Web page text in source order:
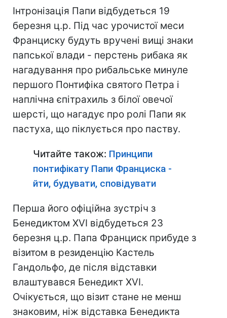
Інтронізація Папи відбудеться 19
березня ц.р. Під час урочистої меси
Франциску будуть вручені вищі знаки
папської влади - перстень рибака як
нагадування про рибальське минуле
першого Понтифіка святого Петра і
наплічна єпітрахиль з білої овечої
шерсті, що нагадує про ролі Папи як
пастуха, що піклується про паству.
Читайте також: Принципи
понтифікату Папи Франциска -
йти, будувати, сповідувати
Перша його офіційна зустріч з
Бенедиктом XVI відбудеться 23
березня ц.р. Папа Франциск прибуде з
візитом в резиденцію Кастель
Гандольфо, де після відставки
влаштувався Бенедикт XVI.
Очікується, що візит стане не менш
знаковим, ніж відставка Бенедикта